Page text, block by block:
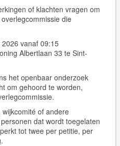
of klachten vragen om
die
vanaf 09:15
Albertlaan 33 te Sint-
het openbaar onderzoek
om gehoord te worden,
of andere
dat wordt toegelaten
tot twee per petitie, per